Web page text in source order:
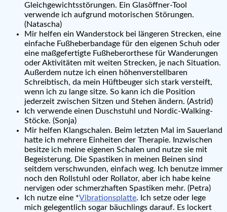
Gleichgewichtsstörungen. Ein Glasöffner-Tool
verwende ich aufgrund motorischen Störungen.
(Natascha)
Mir helfen ein Wanderstock bei längeren Strecken, eine
einfache Fußheberbandage für den eigenen Schuh oder
eine maßgefertigte Fußheberorthese für Wanderungen
oder Aktivitäten mit weiten Strecken, je nach Situation.
Außerdem nutze ich einen höhenverstellbaren
Schreibtisch, da mein Hüftbeuger sich stark versteift,
wenn ich zu lange sitze. So kann ich die Position
jederzeit zwischen Sitzen und Stehen ändern. (Astrid)
Ich verwende einen Duschstuhl und Nordic-Walking-
Stöcke. (Sonja)
Mir helfen Klangschalen. Beim letzten Mal im Sauerland
hatte ich mehrere Einheiten der Therapie. Inzwischen
besitze ich meine eigenen Schalen und nutze sie mit
Begeisterung. Die Spastiken in meinen Beinen sind
seitdem verschwunden, einfach weg. Ich benutze immer
noch den Rollstuhl oder Rollator, aber ich habe keine
nervigen oder schmerzhaften Spastiken mehr. (Petra)
Ich nutze eine *Vibrationsplatte. Ich setze oder lege
mich gelegentlich sogar bäuchlings darauf. Es lockert